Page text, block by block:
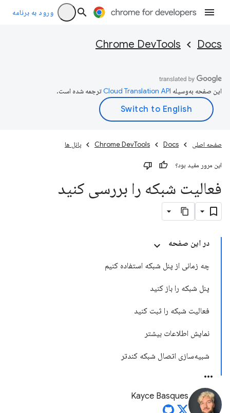
ورود به برنامه
Docs
Chrome DevTools
این صفحه به‌وسیله ترجمه شده است.
صفحه اصلی Docs
Chrome DevTools پانل ها
این مرور مفید بود؟
فعالیت شبکه را بررسی کنید
در این صفحه
چه زمانی از پنل شبکه استفاده کنیم
پنل شبکه را باز کنید
فعالیت شبکه را ثبت کنید
نمایش اطلاعات بیشتر
شبیه‌سازی اتصال شبکه کندتر
Kayce Basques